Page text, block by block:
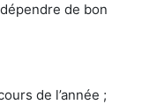
de bon
de l’année ;